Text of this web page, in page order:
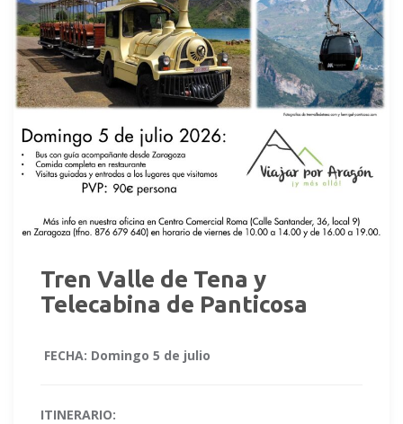
Tren Valle de Tena y
Telecabina de Panticosa
FECHA: Domingo 5 de julio
ITINERARIO: